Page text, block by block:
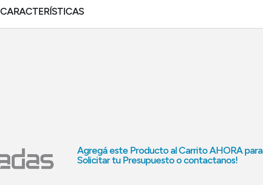
CARACTERÍSTICAS
Agregá este Producto al Carrito AHORA para
Solicitar tu Presupuesto o contactanos!